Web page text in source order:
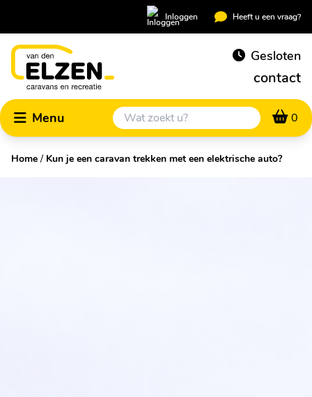
Inloggen Heeft u een vraag?
Gesloten
contact
Menu 0
Home / Kun je een caravan trekken met een elektrische auto?